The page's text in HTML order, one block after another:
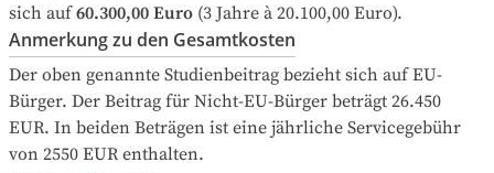
sich auf 60.300,00 Euro (3 Jahre à 20.100,00 Euro).
Anmerkung zu den Gesamtkosten
Der oben genannte Studienbeitrag bezieht sich auf EU-
Bürger. Der Beitrag für Nicht-EU-Bürger beträgt 26.450
EUR. In beiden Beträgen ist eine jährliche Servicegebühr
von 2550 EUR enthalten.